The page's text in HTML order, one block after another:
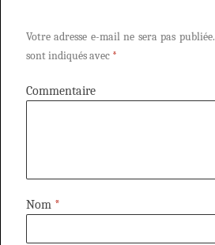
Votre adresse e-mail ne sera pas publiée.
sont indiqués avec *
Commentaire
Nom *